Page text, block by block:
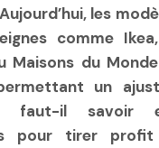
les
comme
Maisons du
un
faut-il savoir
pour tirer profit